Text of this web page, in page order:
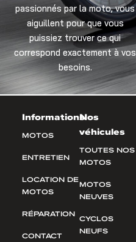
passionnés par la moto, vous
aiguillent pour que vous
puissiez trouver ce qui
correspond exactement à vos
besoins.
Informations
MOTOS
ENTRETIEN
LOCATION DE
MOTOS
RÉPARATION
CONTACT
Nos
véhicules
TOUTES NOS
MOTOS
MOTOS
NEUVES
CYCLOS
NEUFS